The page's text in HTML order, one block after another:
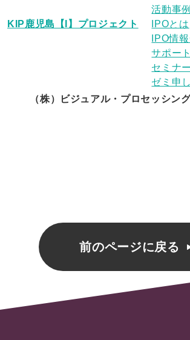
KIP鹿児島【I】プロジェクト
活動事例
IPOとは
IPO情
サポー
セミナ
ゼミ申
（株）ビジュアル・プロセッシン
前のページに戻る